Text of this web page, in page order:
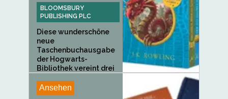
BLOOMSBURY
PUBLISHING PLC
Diese wunderschöne
neue
Taschenbuchausgabe
der Hogwarts-
Bibliothek vereint drei
aus...
Ansehen